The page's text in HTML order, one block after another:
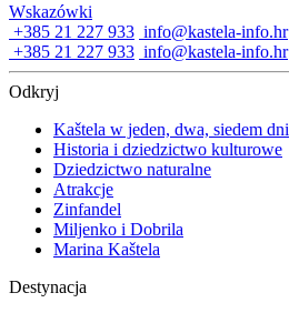
Wskazówki
+385 21 227 933 info@kastela-info.hr
+385 21 227 933 info@kastela-info.hr
Odkryj
Kaštela w jeden, dwa, siedem dni
Historia i dziedzictwo kulturowe
Dziedzictwo naturalne
Atrakcje
Zinfandel
Miljenko i Dobrila
Marina Kaštela
Destynacja